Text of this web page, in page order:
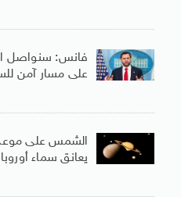
فانس: سنواصل
على مسار آمن
الشمس على
يعانق سماء أوروبا